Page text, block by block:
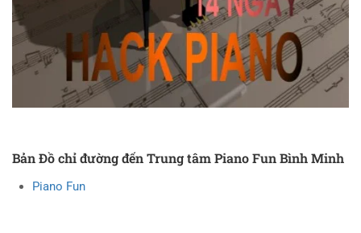
Bản Đồ chỉ đường đến Trung tâm Piano Fun Bình Minh
Piano Fun